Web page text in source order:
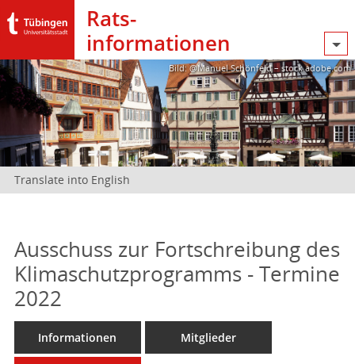
Rats­
informationen
Bild: @Manuel Schönfeld – stock.adobe.com
Translate into English
Ausschuss zur Fortschreibung des
Klimaschutzprogramms - Termine
2022
Informationen Mitglieder